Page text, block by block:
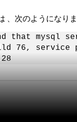
、次のようになりま
that mysql
76, service